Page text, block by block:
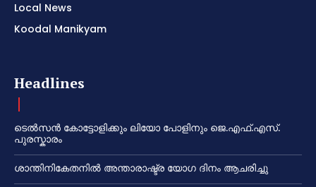
Local News
Koodal Manikyam
Headlines
ടെൽസൻ കോട്ടോളിക്കും ലിയോ പോളിനും ജെ.എഫ്.എസ്.
പുരസ്കാരം
ശാന്തിനികേതനിൽ അന്താരാഷ്ട്ര യോഗ ദിനം ആചരിച്ചു